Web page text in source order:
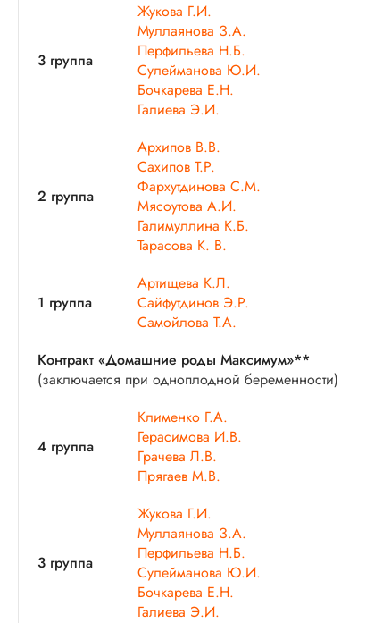
3 группа
Жукова Г.И.
Муллаянова З.А.
Перфильева Н.Б.
Сулейманова Ю.И.
Бочкарева Е.Н.
Галиева Э.И.
2 группа
Архипов В.В.
Сахипов Т.Р.
Фархутдинова С.М.
Мясоутова А.И.
Галимуллина К.Б.
Тарасова К. В.
1 группа
Артищева К.Л.
Сайфутдинов Э.Р.
Самойлова Т.А.
Контракт «Домашние роды Максимум»**
(заключается при одноплодной беременности)
4 группа
Клименко Г.А.
Герасимова И.В.
Грачева Л.В.
Прягаев М.В.
3 группа
Жукова Г.И.
Муллаянова З.А.
Перфильева Н.Б.
Сулейманова Ю.И.
Бочкарева Е.Н.
Галиева Э.И.